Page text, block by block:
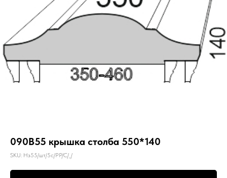
090B55 крышка столба 550*140
SKU: Нз55/шт/5с/РР/С/_/